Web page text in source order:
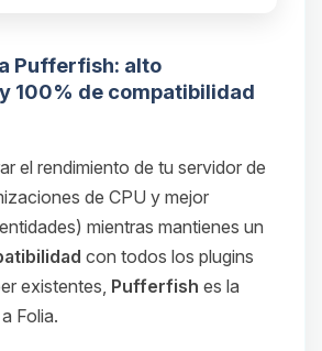
Pufferfish: alto
100% de compatibilidad
el rendimiento de tu servidor de
de CPU y mejor
mientras mantienes un
con todos los plugins
existentes, Pufferfish es la
Folia.